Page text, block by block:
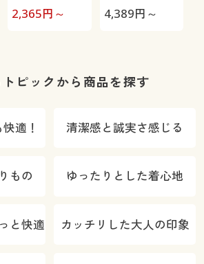
レートシルエ
2,365円～
ィットツータ
4,389円～
ピックから商品を探す
適！ 清潔感と誠実さ感じる
もの ゆったりとした着心地
と快適 カッチリした大人の印象